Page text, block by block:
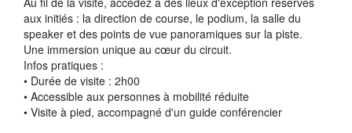
Les conseillers départementaux
Les commissions
Les services
Tribunes politiques
aux initiés : la direction de course, le podium, la salle du
speaker et des points de vue panoramiques sur la piste.
Une immersion unique au cœur du circuit.
Infos pratiques :
• Durée de visite : 2h00
• Accessible aux personnes à mobilité réduite
• Visite à pied, accompagné d'un guide conférencier